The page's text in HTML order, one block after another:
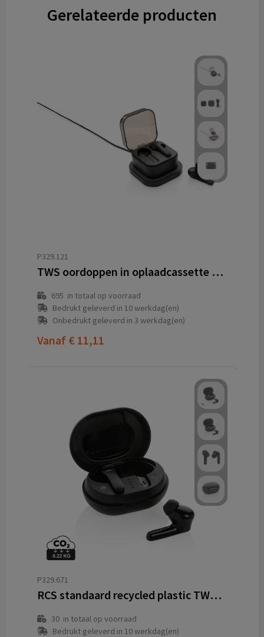
Gerelateerde producten
P329.121
TWS oordoppen in oplaadcassette en draadloze oplader
695 in totaal op voorraad
Bedrukt geleverd in 10 werkdag(en)
Onbedrukt geleverd in 3 werkdag(en)
Vanaf € 11,11
P329.671
RCS standaard recycled plastic TWS oordoppen
30in totaal op voorraad
Bedrukt geleverd in 10 werkdag(en)